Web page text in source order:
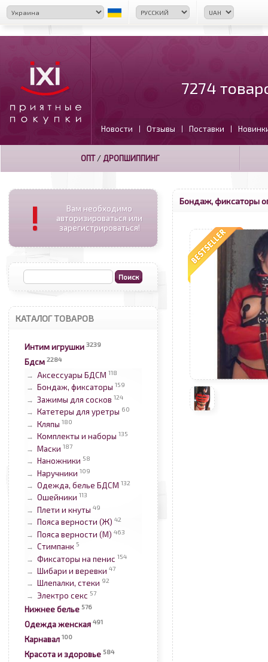
7274
Новости | Отзывы | Поставки |
ОПТ/ ДРОПШИППИНГ
!
Вам необходимо
авторизироваться или
зарегистрироваться!
КАТАЛОГ ТОВАРОВ
Интим игрушки 3239
Бдсм 2284
→ Аксессуары БДСМ 118
→ Бондаж, фиксаторы 159
→ Зажимы для сосков 124
→ Катетеры для уретры 60
→ Кляпы 180
→ Комплекты и наборы 135
→ Маски 187
→ Наножники 58
→ Наручники 109
→ Одежда, белье БДСМ 132
→ Ошейники 113
→ Плети и кнуты 49
→ Пояса верности (Ж) 42
→ Пояса верности (М) 463
→ Стимпанк 5
→ Фиксаторы на пенис 154
→ Шибари и веревки 47
→ Шлепалки, стеки 92
→ Электро секс 57
Нижнее белье 576
Одежда женская 491
Карнавал 100
Красота и здоровье 584
Бондаж, фиксаторы